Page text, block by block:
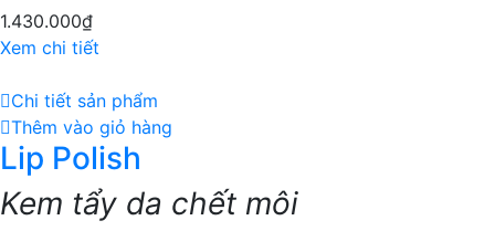
1.430.000₫
Xem chi tiết
Chi tiết sản phẩm
Thêm vào giỏ hàng
Lip Polish
Kem tẩy da chết môi